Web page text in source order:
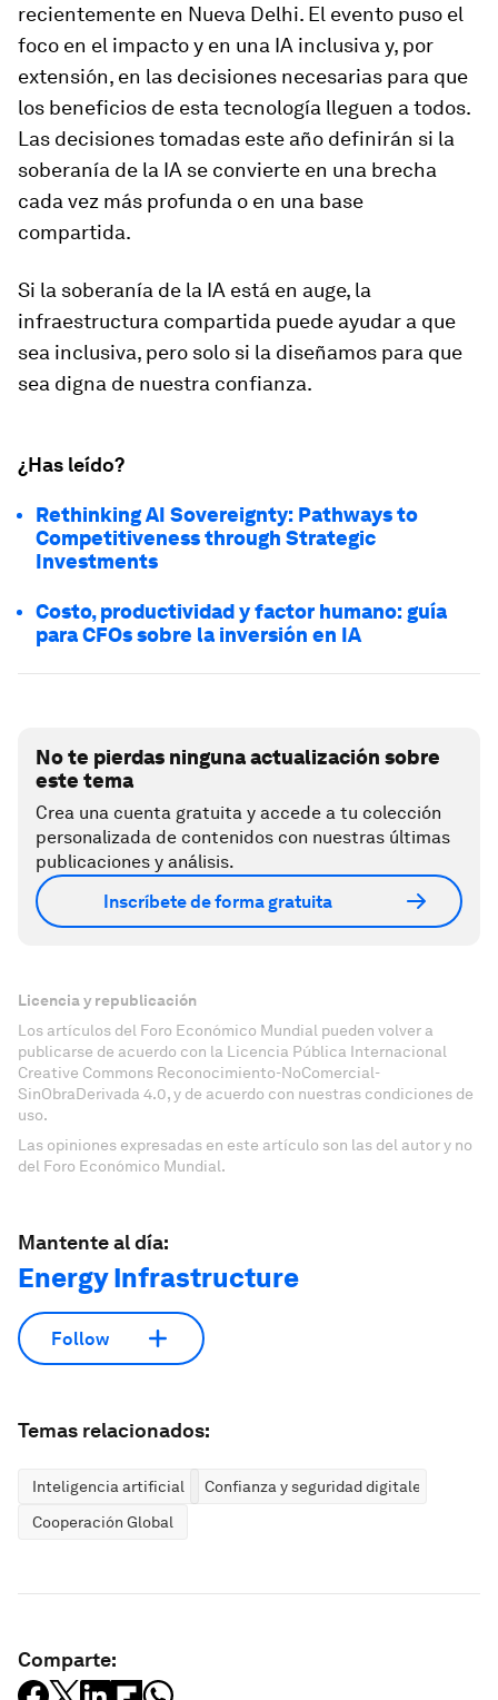
recientemente en Nueva Delhi. El evento puso el
foco en el impacto y en una IA inclusiva y, por
extensión, en las decisiones necesarias para que
los beneficios de esta tecnología lleguen a todos.
Las decisiones tomadas este año definirán si la
soberanía de la IA se convierte en una brecha
cada vez más profunda o en una base
compartida.
Si la soberanía de la IA está en auge, la
infraestructura compartida puede ayudar a que
sea inclusiva, pero solo si la diseñamos para que
sea digna de nuestra confianza.
¿Has leído?
Rethinking AI Sovereignty: Pathways to
Competitiveness through Strategic
Investments
Costo, productividad y factor humano: guía
para CFOs sobre la inversión en IA
No te pierdas ninguna actualización sobre
este tema
Crea una cuenta gratuita y accede a tu colección
personalizada de contenidos con nuestras últimas
publicaciones y análisis.
Inscríbete de forma gratuita
Licencia y republicación
Los artículos del Foro Económico Mundial pueden volver a
publicarse de acuerdo con la Licencia Pública Internacional
Creative Commons Reconocimiento-NoComercial-
SinObraDerivada 4.0, y de acuerdo con nuestras condiciones de
uso.
Las opiniones expresadas en este artículo son las del autor y no
del Foro Económico Mundial.
Mantente al día:
Energy Infrastructure
Follow
Temas relacionados:
Inteligencia artificial
Confianza y seguridad digitales
Cooperación Global
Comparte: